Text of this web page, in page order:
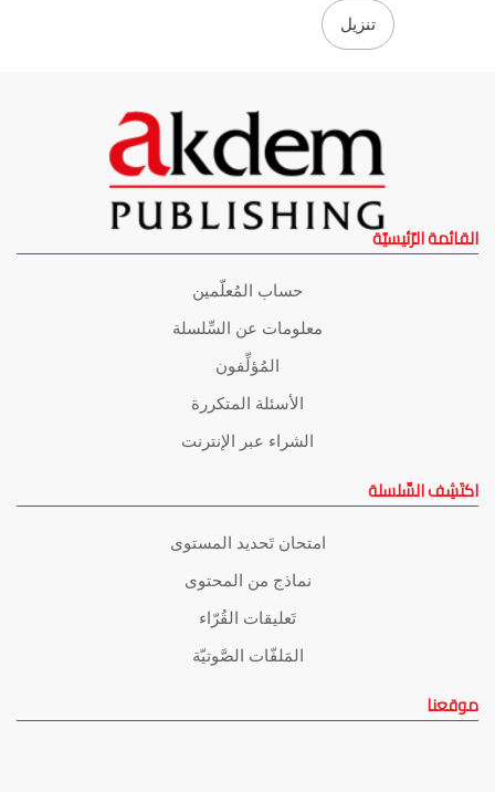
تنزيل
القائمة الرّئيسيّة
حساب المُعلّمين
معلومات عن السِّلسلة
المُؤلِّفون
الأسئلة المتكررة
الشراء عبر الإنترنت
اكتَشِف السِّلسلة
امتحان تَحديد المستوى
نماذج من المحتوى
تَعليقات القُرّاء
المَلفّات الصَّوتيّة
موقعنا